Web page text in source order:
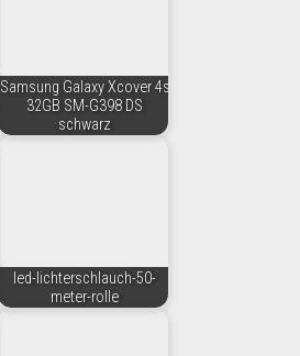
Samsung Galaxy Xcover 4s
32GB SM-G398 DS
schwarz
led-lichterschlauch-50-
meter-rolle